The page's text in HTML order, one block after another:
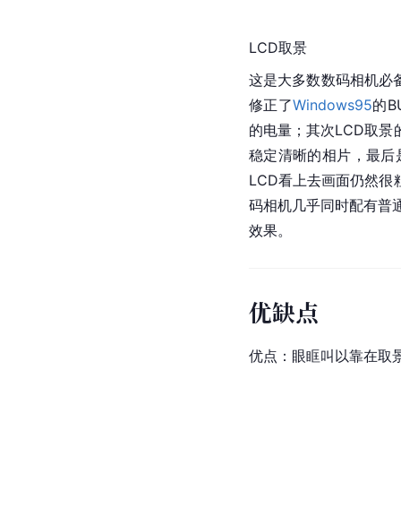
LCD取景
这是大多数数码相机必
修正了Windows95的
的电量；其次LCD取景
稳定清晰的相片，最
LCD看上去画面仍然很
码相机几乎同时配有普
效果。
优缺点
优点：眼眶叫以靠在取